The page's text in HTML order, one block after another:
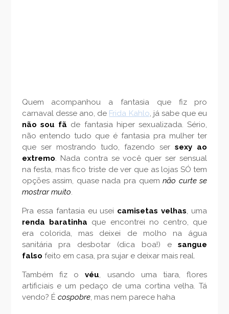
Quem acompanhou a fantasia que fiz pro
carnaval desse ano, de Frida Kahlo , já sabe que eu
não sou fã de fantasia hiper sexualizada. Sério,
não entendo tudo que é fantasia pra mulher ter
que ser mostrando tudo, fazendo sersexy ao
extremo . Nada contra se você quer ser sensual
na festa, mas fico triste de ver que as lojas SÓ tem
opções assim, quase nada pra quemnão curte se
mostrar muito
Pra essa fantasia eu usei camisetas velhas , uma
renda baratinha que encontrei no centro, que
era colorida, mas deixei de molho na água
sanitária pra desbotar (dica boa!) esangue
falso feito em casa, pra sujar e deixar mais real.
Também fiz ovéu , usando uma tiara, flores
artificiais e um pedaço de uma cortina velha. Tá
vendo? É cospobre, mas nem parece haha